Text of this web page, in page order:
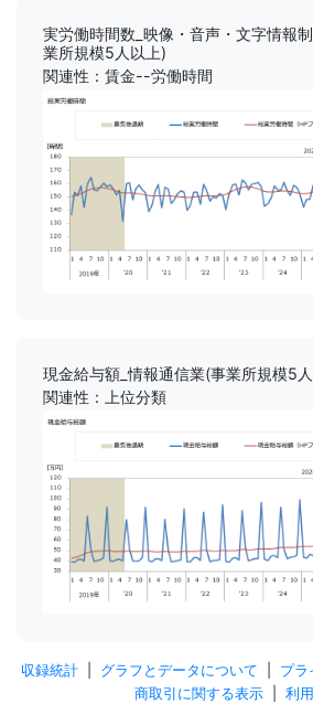
実労働時間数_映像・音声・文字情報
業所規模5人以上)
関連性：賃金--労働時間
現金給与額_情報通信業(事業所規模5
関連性：上位分類
収録統計| グラフとデータについて プラ
商取引に関する表示| 利